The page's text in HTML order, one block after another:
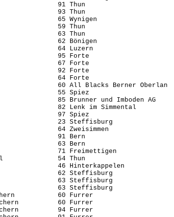
91 Thun
93 Thun
65 Wynigen
59 Thun
63 Thun
62 Bönigen
64 Luzern
95 Forte
67 Forte
92 Forte
64 Forte
60 All Blacks Berner
55 Spiez
85 Brunner und Imboden AG
82 Lenk im Simmental
97 Spiez
23 Steffisburg
64 Zweisimmen
91 Bern
63 Bern
71 Freimettigen
54 Thun
46 Hinterkappelen
62 Steffisburg
63 Steffisburg
63 Steffisburg
60 Furrer
60 Furrer
94 Furrer